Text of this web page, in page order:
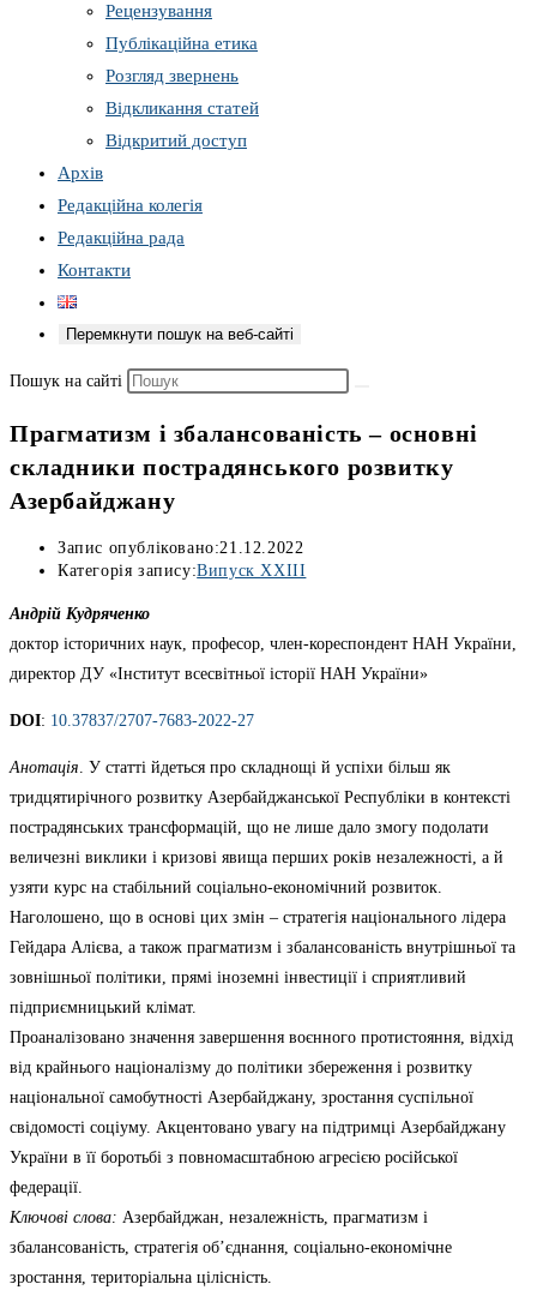
Рецензування
Публікаційна етика
Розгляд звернень
Відкликання статей
Відкритий доступ
Архів
Редакційна колегія
Редакційна рада
Контакти
Перемкнути пошук на веб-сайті
Пошук на сайті
Прагматизм і збалансованість – основні
складники пострадянського розвитку
Азербайджану
Запис опубліковано:21.12.2022
Категорія запису:Випуск XXIII
Андрій Кудряченко
доктор історичних наук, професор, член-кореспондент НАН України,
директор ДУ «Інститут всесвітньої історії НАН України»
DOI: 10.37837/2707-7683-2022-27
Анотація. У статті йдеться про складнощі й успіхи більш як
тридцятирічного розвитку Азербайджанської Республіки в контексті
пострадянських трансформацій, що не лише дало змогу подолати
величезні виклики і кризові явища перших років незалежності, а й
узяти курс на стабільний соціально-економічний розвиток.
Наголошено, що в основі цих змін – стратегія національного лідера
Гейдара Алієва, а також прагматизм і збалансованість внутрішньої та
зовнішньої політики, прямі іноземні інвестиції і сприятливий
підприємницький клімат.
Проаналізовано значення завершення воєнного протистояння, відхід
від крайнього націоналізму до політики збереження і розвитку
національної самобутності Азербайджану, зростання суспільної
свідомості соціуму. Акцентовано увагу на підтримці Азербайджану
України в її боротьбі з повномасштабною агресією російської
федерації.
Ключові слова: Азербайджан, незалежність, прагматизм і
збалансованість, стратегія об’єднання, соціально-економічне
зростання, територіальна цілісність.